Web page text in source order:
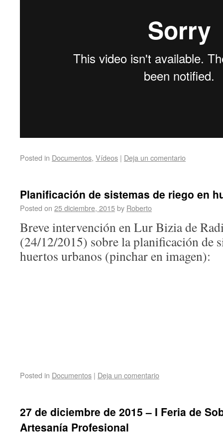
Posted in Documentos, Vídeos | Deja un comentario
Planificación de sistemas de riego en
Posted on 25 diciembre, 2015by Roberto
Breve intervención en Lur Bizia de
(24/12/2015) sobre la planificación de
huertos urbanos (pinchar en imagen):
Posted in Documentos | Deja un comentario
27 de diciembre de 2015 – I Feria de
Artesanía Profesional